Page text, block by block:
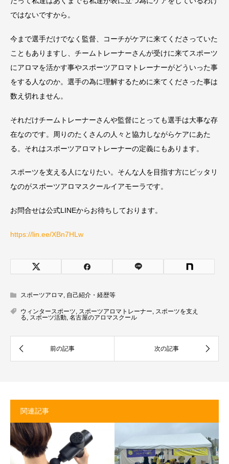
ではないですから。
今まで選手だけでなく監督、コーチがケアに来てくださっていた
こともありますし、チームトレーナーさんが受けに来てスポーツ
にアロマを活かす事やスポーツアロマトレーナーがどういった事
をする人なのか。選手の為に理解するために来てくださった事は
数え切れません。
それだけチームトレーナーさんや監督にとっても選手は大事な存
在なのです。周りのたくさんの人々と協力しながらケアにあた
る。それはスポーツアロマトレーナーの定義にもあります。
スポーツを支える人になりたい。そんな人を目指す方にピッタリ
なのがスポーツアロマスクールイアモーラです。
お問合せは公式LINEからお待ちしております。
https://lin.ee/XBn7HLw
スポーツアロマ, 自己紹介・経歴等
ウィンタースポーツ, スポーツアロマトレーナー, スポーツを支え
る, スポーツ活動, 名古屋のアロマスクール
関連記事